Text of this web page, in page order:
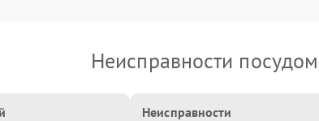
Неисправности
Неисправности